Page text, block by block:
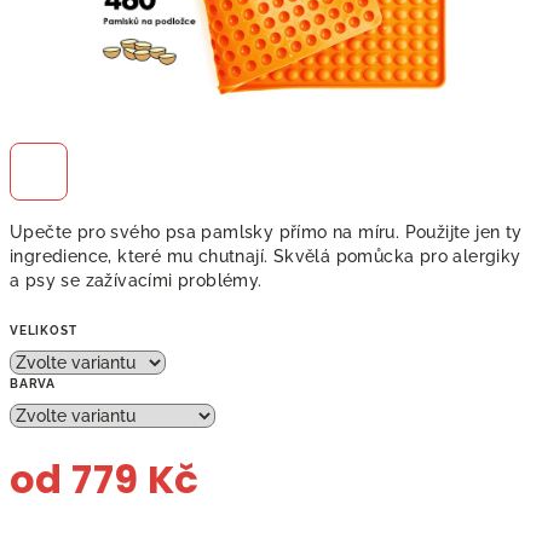
Upečte pro svého psa pamlsky přímo na míru. Použijte jen ty
ingredience, které mu chutnají. Skvělá pomůcka pro alergiky
a psy se zažívacími problémy.
VELIKOST
BARVA
od 779 Kč